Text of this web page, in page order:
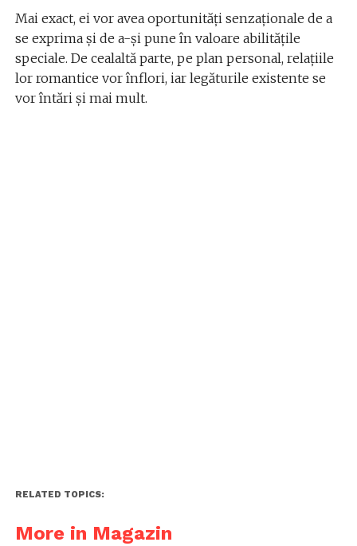
Mai exact, ei vor avea oportunități senzaționale de a
se exprima și de a-și pune în valoare abilitățile
speciale. De cealaltă parte, pe plan personal, relațiile
lor romantice vor înflori, iar legăturile existente se
vor întări și mai mult.
RELATED TOPICS:
More in Magazin